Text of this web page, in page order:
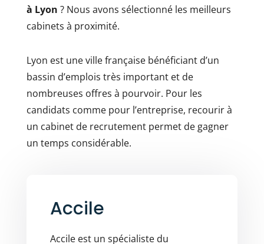
à Lyon ? Nous avons sélectionné les meilleurs
cabinets à proximité.
Lyon est une ville française bénéficiant d’un
bassin d’emplois très important et de
nombreuses offres à pourvoir. Pour les
candidats comme pour l’entreprise, recourir à
un cabinet de recrutement permet de gagner
un temps considérable.
Accile
Accile est un spécialiste du